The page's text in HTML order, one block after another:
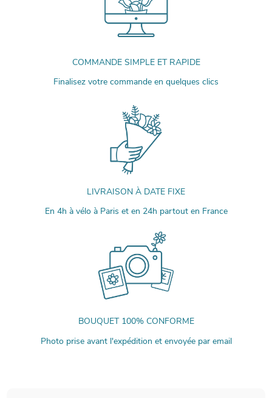
COMMANDE SIMPLE ET RAPIDE
Finalisez votre commande en quelques clics
LIVRAISON À DATE FIXE
En 4h à vélo à Paris et en 24h partout en France
BOUQUET 100% CONFORME
Photo prise avant l'expédition et envoyée par email